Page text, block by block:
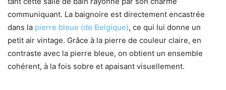
communiquant. La baignoire est directement encastrée
dans la pierre bleue (de Belgique), ce qui lui donne un
petit air vintage. Grâce à la pierre de couleur claire, en
contraste avec la pierre bleue, on obtient un ensemble
cohérent, à la fois sobre et apaisant visuellement.